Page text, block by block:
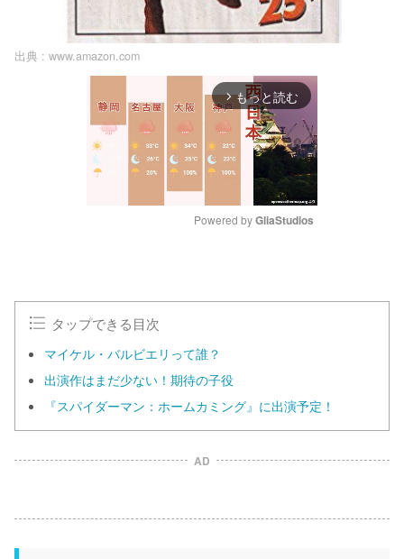
出典 : www.amazon.com
arrow_forward_ios もっと読む
Powered by GliaStudios
タップできる目次
マイケル・バルビエリって誰？
出演作はまだ少ない！期待の子役
『スパイダーマン：ホームカミング』に出演予定！
AD